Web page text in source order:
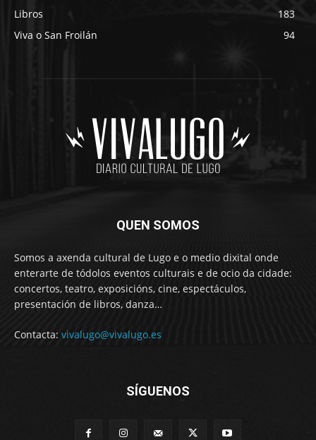
Libros
183
Viva o San Froilán
94
QUEN SOMOS
Somos a axenda cultural de Lugo e o medio dixital onde
enterarte de tódolos eventos culturais e de ocio da cidade:
concertos, teatro, exposicións, cine, espectáculos,
presentación de libros, danza…
Contacta: vivalugo@vivalugo.es
SÍGUENOS